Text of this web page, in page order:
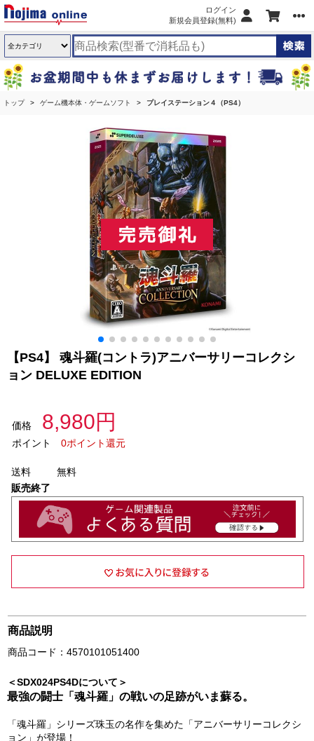
ログイン
新規会員登録(無料)
トップ ゲーム機本体・ゲームソフト プレイステーション４（PS4）
【PS4】 魂斗羅(コントラ)アニバーサリーコレクシ
ョン DELUXE EDITION
価格 8,980円
ポイント 0ポイント還元
送料
無料
販売終了
商品説明
商品コード：4570101051400
＜SDX024PS4Dについて＞
最強の闘士「魂斗羅」の戦いの足跡がいま蘇る。
「魂斗羅」シリーズ珠玉の名作を集めた「アニバーサリーコレクシ
ョン」が登場！